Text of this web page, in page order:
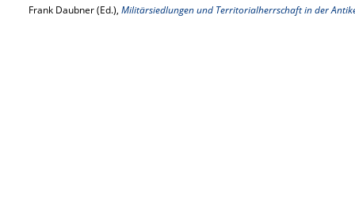
Frank Daubner (Ed.), Militärsiedlungen und Territorialherrschaft in der